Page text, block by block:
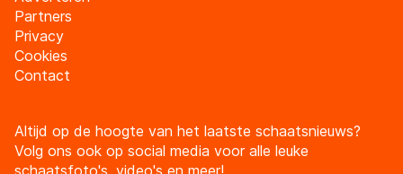
Partners
Privacy
Cookies
Contact
Altijd op de hoogte van het laatste schaatsnieuws?
Volg ons ook op social media voor alle leuke
schaatsfoto's, video's en meer!